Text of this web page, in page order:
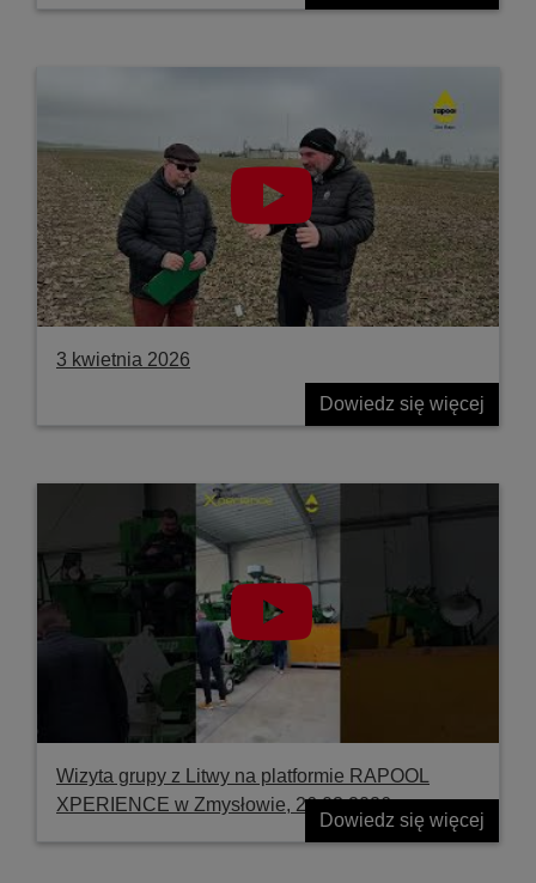
3 kwietnia 2026
Dowiedz się więcej
Wizyta grupy z Litwy na platformie RAPOOL
XPERIENCE w Zmysłowie, 26.03.2026
Dowiedz się więcej